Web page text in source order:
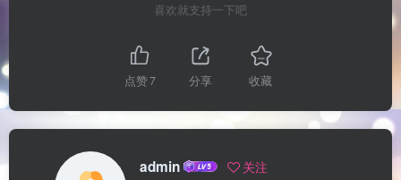
喜欢就支持一下吧
点赞7 分享 收藏
admin 关注